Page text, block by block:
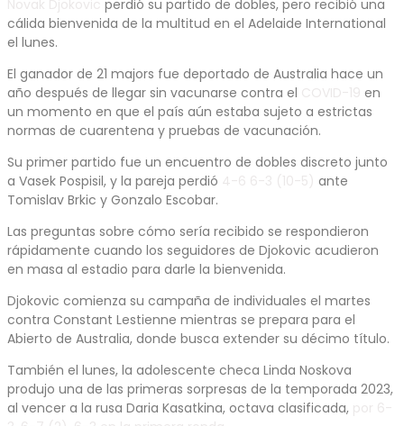
perdió su partido de dobles, pero recibió una
cálida bienvenida de la multitud en el Adelaide International
el lunes.
El ganador de 21 majors fue deportado de Australia hace un
año después de llegar sin vacunarse contra el
en
un momento en que el país aún estaba sujeto a estrictas
normas de cuarentena y pruebas de vacunación.
Su primer partido fue un encuentro de dobles discreto junto
a Vasek Pospisil, y la pareja perdió
ante
Tomislav Brkic y Gonzalo Escobar.
Las preguntas sobre cómo sería recibido se respondieron
rápidamente cuando los seguidores de Djokovic acudieron
en masa al estadio para darle la bienvenida.
Djokovic comienza su campaña de individuales el martes
contra Constant Lestienne mientras se prepara para el
Abierto de Australia, donde busca extender su décimo título.
También el lunes, la adolescente checa Linda Noskova
produjo una de las primeras sorpresas de la temporada 2023,
al vencer a la rusa Daria Kasatkina, octava clasificada,